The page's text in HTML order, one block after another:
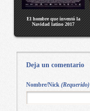
El hombre que inventó la
Navidad latino 2017
Deja un comentario
Nombre/Nick (Requerido)